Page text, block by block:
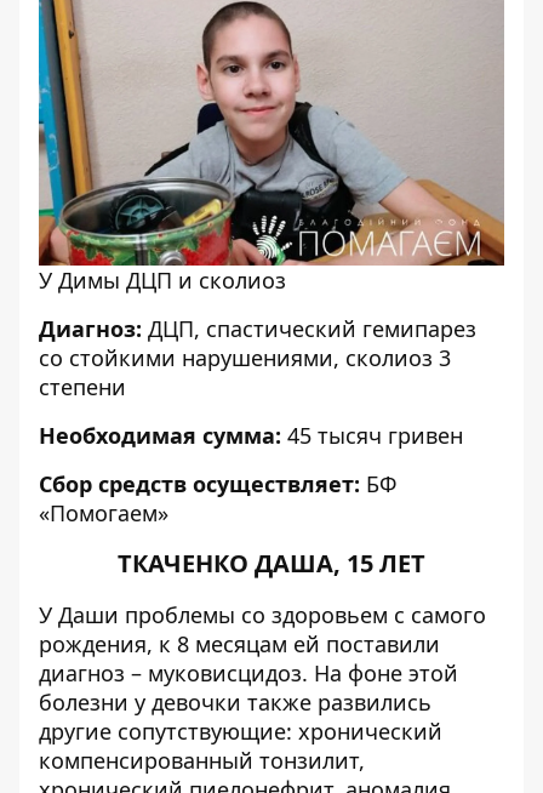
У Димы ДЦП и сколиоз
Диагноз: ДЦП, спастический гемипарез
со стойкими нарушениями, сколиоз 3
степени
Необходимая сумма: 45 тысяч гривен
Сбор средств осуществляет: БФ
«Помогаем»
ТКАЧЕНКО ДАША, 15 ЛЕТ
У Даши проблемы со здоровьем с самого
рождения, к 8 месяцам ей поставили
диагноз – муковисцидоз. На фоне этой
болезни у девочки также развились
другие сопутствующие: хронический
компенсированный тонзилит,